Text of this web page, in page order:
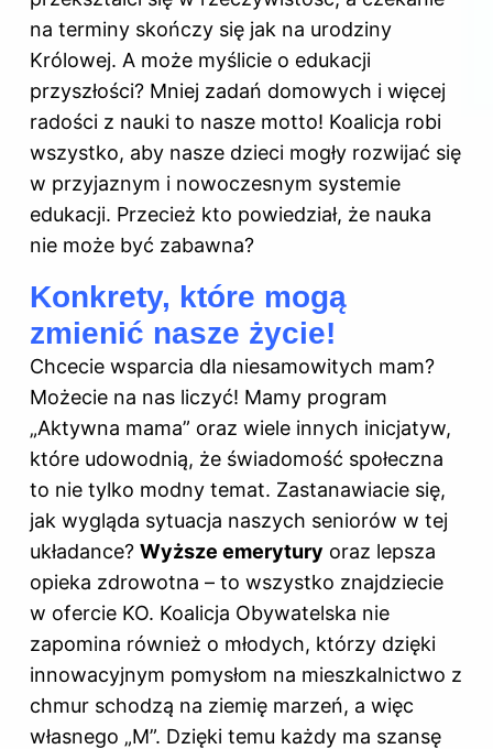
na terminy skończy się jak na urodziny
Królowej. A może myślicie o edukacji
przyszłości? Mniej zadań domowych i więcej
radości z nauki to nasze motto! Koalicja robi
wszystko, aby nasze dzieci mogły rozwijać się
w przyjaznym i nowoczesnym systemie
edukacji. Przecież kto powiedział, że nauka
nie może być zabawna?
Konkrety, które mogą
zmienić nasze życie!
Chcecie wsparcia dla niesamowitych mam?
Możecie na nas liczyć! Mamy program
„Aktywna mama” oraz wiele innych inicjatyw,
które udowodnią, że świadomość społeczna
to nie tylko modny temat. Zastanawiacie się,
jak wygląda sytuacja naszych seniorów w tej
układance? Wyższe emerytury oraz lepsza
opieka zdrowotna – to wszystko znajdziecie
w ofercie KO. Koalicja Obywatelska nie
zapomina również o młodych, którzy dzięki
innowacyjnym pomysłom na mieszkalnictwo z
chmur schodzą na ziemię marzeń, a więc
własnego „M”. Dzięki temu każdy ma szansę